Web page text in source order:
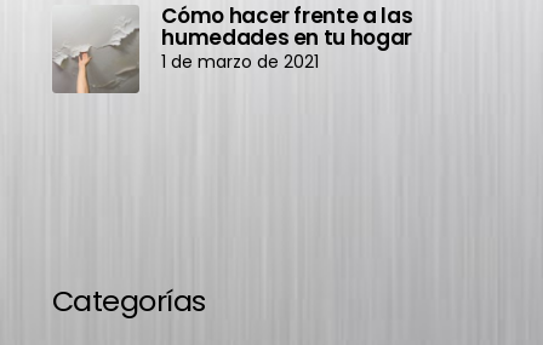
Cómo hacer frente a las
humedades en tu hogar
1 de marzo de 2021
Categorías